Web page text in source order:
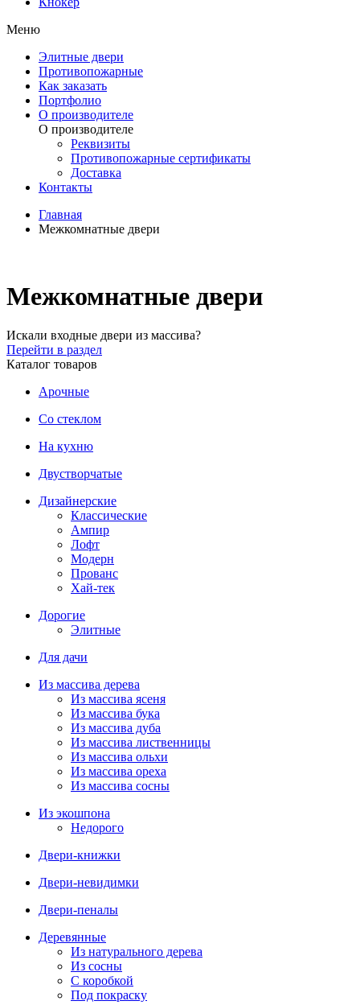
Меню
Элитные двери
Противопожарные
Как заказать
Портфолио
О производителе
О производителе
Реквизиты
Противопожарные сертификаты
Доставка
Контакты
Главная
Межкомнатные двери
Межкомнатные двери
Искали входные двери из массива?
Перейти в раздел
Каталог товаров
Арочные
Со стеклом
На кухню
Двустворчатые
Дизайнерские
Классические
Ампир
Лофт
Модерн
Прованс
Хай-тек
Дорогие
Элитные
Для дачи
Из массива дерева
Из массива ясеня
Из массива бука
Из массива дуба
Из массива лиственницы
Из массива ольхи
Из массива ореха
Из массива сосны
Из экошпона
Недорого
Двери-книжки
Двери-невидимки
Двери-пеналы
Деревянные
Из натурального дерева
Из сосны
С коробкой
Под покраску